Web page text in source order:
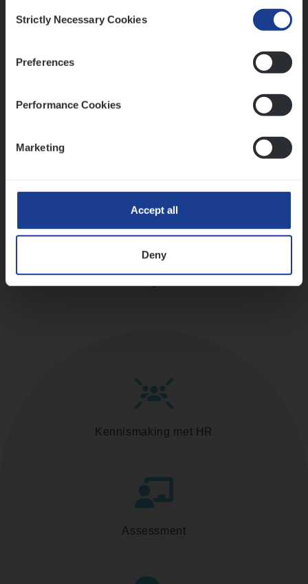
Selection
Strictly Necessary Cookies
Preferences
Performance Cookies
Marketing
Accept all
Deny
Vorige Volgende
Mathias houdt van diepgaande dossiers én droge
Thalia zoekt graag oplossingen, in games én op het
Ons sollicitatieproces
Kennismaking met HR
Assessment